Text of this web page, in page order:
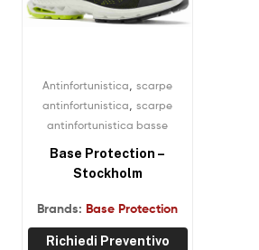
Antinfortunistica scarpe
antinfortunistica scarpe
antinfortunistica basse
Base Protection –
Stockholm
Brands: Base Protection
Richiedi Preventivo